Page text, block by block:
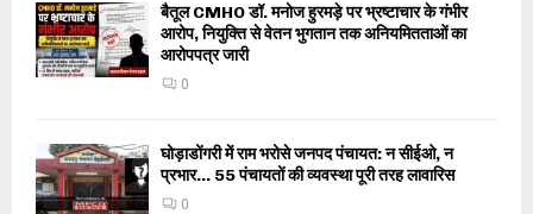
बैतूल CMHO डॉ. मनोज हुरमड़े पर भ्रष्टाचार के गंभीर
आरोप, नियुक्ति से वेतन भुगतान तक अनियमितताओं का
आरोपपत्र जारी
0
घोड़ाडोंगरी में राम भरोसे जनपद पंचायत: न सीईओ, न
प्रभार… 55 पंचायतों की व्यवस्था पूरी तरह लावारिस
0